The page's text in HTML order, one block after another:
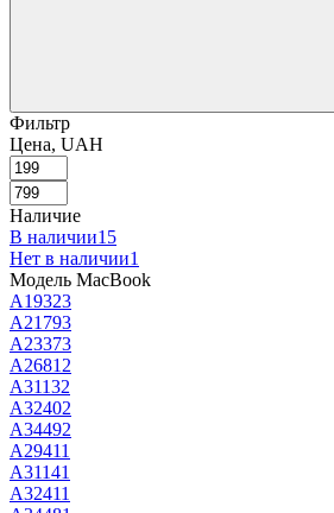
Фильтр
Цена, UAH
Наличие
В наличии15
Нет в наличии1
Модель MacBook
A19323
A21793
A23373
A2681 2
A31132
A32402
A34492
A29411
A31141
A32411